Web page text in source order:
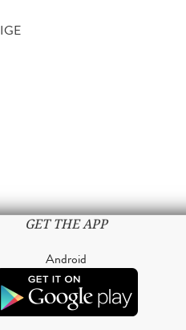
GET THE APP
Android